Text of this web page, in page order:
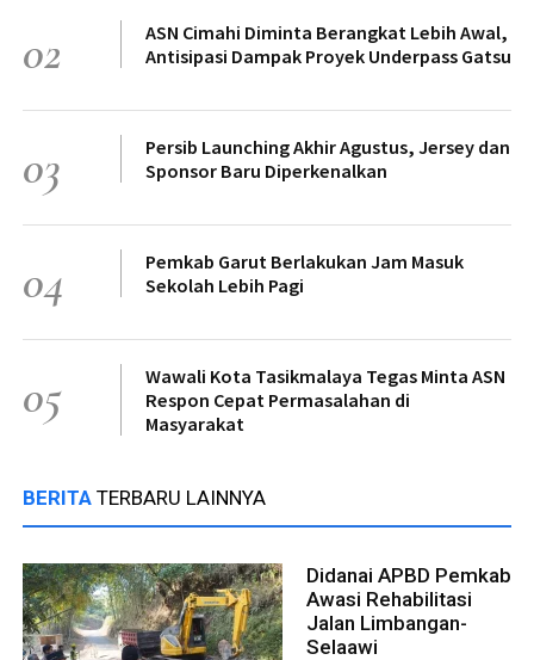
02
ASN Cimahi Diminta Berangkat Lebih Awal,
Antisipasi Dampak Proyek Underpass Gatsu
03
Persib Launching Akhir Agustus, Jersey dan
Sponsor Baru Diperkenalkan
04
Pemkab Garut Berlakukan Jam Masuk
Sekolah Lebih Pagi
05
Wawali Kota Tasikmalaya Tegas Minta ASN
Respon Cepat Permasalahan di
Masyarakat
BERITA TERBARU LAINNYA
Didanai APBD Pemkab
Awasi Rehabilitasi
Jalan Limbangan-
Selaawi